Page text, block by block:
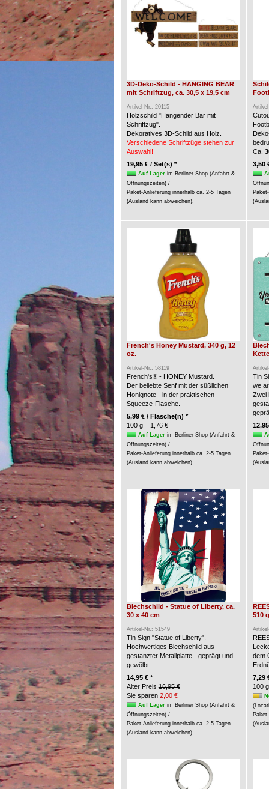
3D-Deko-Schild - HANGING BEAR
mit Schriftzug, ca. 30,5 x 19,5 cm
Artikel-Nr.: 20115
Holzschild "Hängender Bär mit
Schriftzug".
Dekoratives 3D-Schild aus Holz.
Verschiedene Schriftzüge stehen zur
Auswahl!
19,95 € / Set(s) *
Auf Lagerim Berliner Shop (Anfahrt &
Öffnungszeiten) /
Paket-Anlieferung innerhalb ca. 2-5 Tagen
(Ausland kann abweichen).
Ca.
3,50
French's Honey Mustard, 340 g, 12
oz.
Artikel-Nr.: 58119
French's® - HONEY Mustard.
Der beliebte Senf mit der süßlichen
Honignote - in der praktischen
Squeeze-Flasche.
5,99 € / Flasche(n) *
100 g = 1,76 €
Auf Lagerim Berliner Shop (Anfahrt &
Öffnungszeiten) /
Paket-Anlieferung innerhalb ca. 2-5 Tagen
(Ausland kann abweichen).
Tin
we
Zwei
Blechschild - Statue of Liberty, ca.
30 x 40 cm
Artikel-Nr.: 51549
Tin Sign "Statue of Liberty".
Hochwertiges Blechschild aus
gestanzter Metallplatte - geprägt und
gewölbt.
14,95 € *
Alter Preis 16,95 €
Sie sparen 2,00 €
Auf Lagerim Berliner Shop (Anfahrt &
Öffnungszeiten) /
Paket-Anlieferung innerhalb ca. 2-5 Tagen
(Ausland kann abweichen).
510
dem
7,29
100